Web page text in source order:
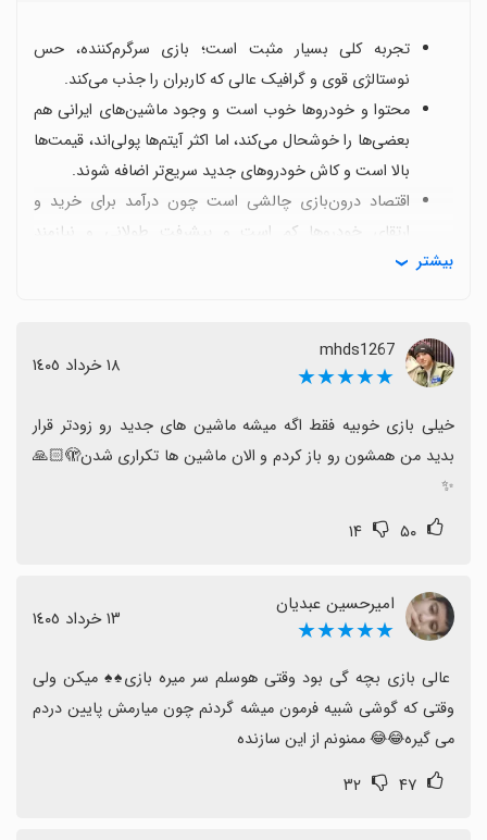
تجربه کلی بسیار مثبت است؛ بازی سرگرم‌کننده، حس
نوستالژی قوی و گرافیک عالی که کاربران را جذب می‌کند.
محتوا و خودروها خوب است و وجود ماشین‌های ایرانی هم
بعضی‌ها را خوشحال می‌کند، اما اکثر آیتم‌ها پولی‌اند، قیمت‌ها
بالا است و کاش خودروهای جدید سریع‌تر اضافه شوند.
اقتصاد درون‌بازی چالشی است چون درآمد برای خرید و
ارتقای خودروها کم است و پیشرفت طولانی و نیازمند
سرمایه‌گذاری است.
بهبود یابد، تجربه را بهتر می‌کند.
نکات مثبت دیگر شامل وجود مودها و تجربه هیجان‌انگیز با
گرافیک بالا است؛ اگر دنبال تجربه رانندگی پرسرعت با حس
نوستالژی هستید، حتماً این بازی را نصب کنید.
بیشتر
mhds1267
★★★★★ ١٨ خرداد ١٤٠٥
بدید من همشون رو باز کردم و الان ماشین ها تکراری شدن🫣🙏🏻
✨
۵۰ ۱۴
امیرحسین عبدیان
★★★★★ ١٣ خرداد ١٤٠٥
می گیره😂😂 ممنونم از این سازنده
۴۷ ۳۲